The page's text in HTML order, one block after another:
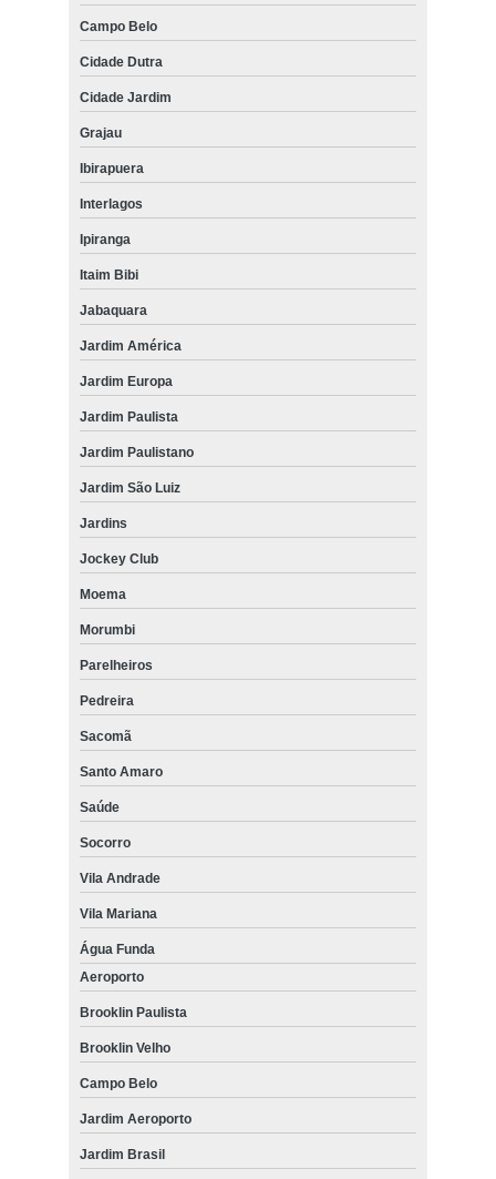
Campo Belo
Cidade Dutra
Cidade Jardim
Grajau
Ibirapuera
Interlagos
Ipiranga
Itaim Bibi
Jabaquara
Jardim América
Jardim Europa
Jardim Paulista
Jardim Paulistano
Jardim São Luiz
Jardins
Jockey Club
Moema
Morumbi
Parelheiros
Pedreira
Sacomã
Santo Amaro
Saúde
Socorro
Vila Andrade
Vila Mariana
Água Funda
Aeroporto
Brooklin Paulista
Brooklin Velho
Campo Belo
Jardim Aeroporto
Jardim Brasil